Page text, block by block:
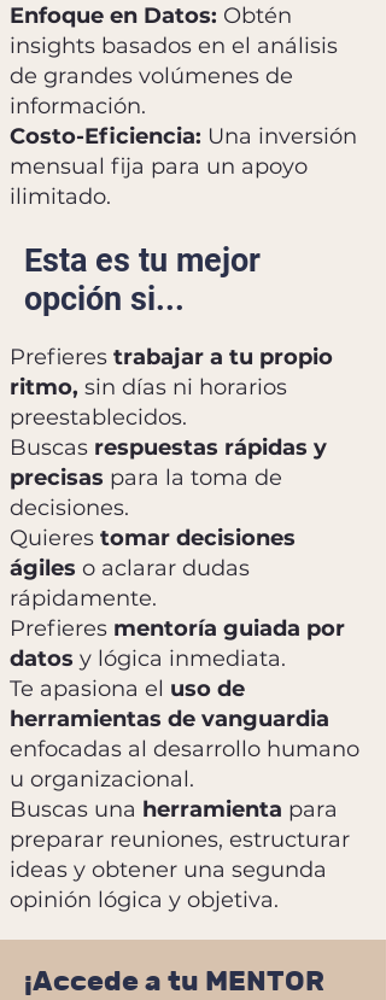
Enfoque en Datos: Obtén
insights basados en el análisis
de grandes volúmenes de
información.
Costo-Eficiencia: Una inversión
mensual fija para un apoyo
ilimitado.
Esta es tu mejor
opción si...
Prefieres trabajar a tu propio
ritmo, sin días ni horarios
preestablecidos.
Buscas respuestas rápidas y
precisas para la toma de
decisiones.
Quieres tomar decisiones
ágiles o aclarar dudas
rápidamente.
Prefieres mentoría guiada por
datos y lógica inmediata.
Te apasiona el uso de
herramientas de vanguardia
enfocadas al desarrollo humano
u organizacional.
Buscas una herramienta para
preparar reuniones, estructurar
ideas y obtener una segunda
opinión lógica y objetiva.
¡Accede a tu MENTOR